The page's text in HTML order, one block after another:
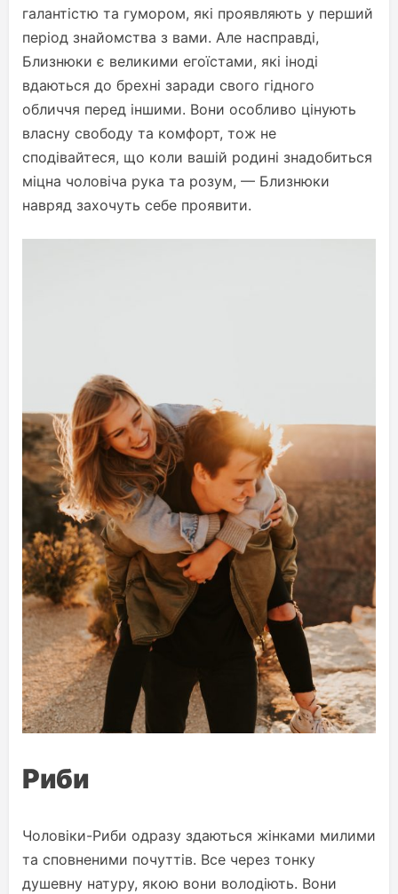
галантістю та гумором, які проявляють у перший
період знайомства з вами. Але насправді,
Близнюки є великими егоїстами, які іноді
вдаються до брехні заради свого гідного
обличчя перед іншими. Вони особливо цінують
власну свободу та комфорт, тож не
сподівайтеся, що коли вашій родині знадобиться
міцна чоловіча рука та розум, — Близнюки
навряд захочуть себе проявити.
Риби
Чоловіки-Риби одразу здаються жінками милими
та сповненими почуттів. Все через тонку
душевну натуру, якою вони володіють. Вони